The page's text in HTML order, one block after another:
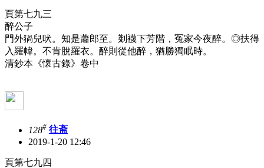
頁第七九三
醉公子
門外猧兒吠。知是蕭郎至。剗襪下芳階，冤家今夜醉。◎扶得
入羅幃。不肯脫羅衣。醉則從他醉，猶勝獨眠時。
清鈔本《懷古錄》卷中
128# 往斋
2019-1-20 12:46
頁第七九四